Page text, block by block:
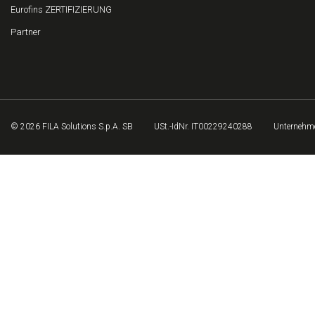
Eurofins ZERTIFIZIERUNG
Partner
© 2026 FILA Solutions S.p.A. SB USt.-IdNr. IT00229240288